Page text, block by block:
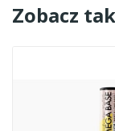
Zobacz